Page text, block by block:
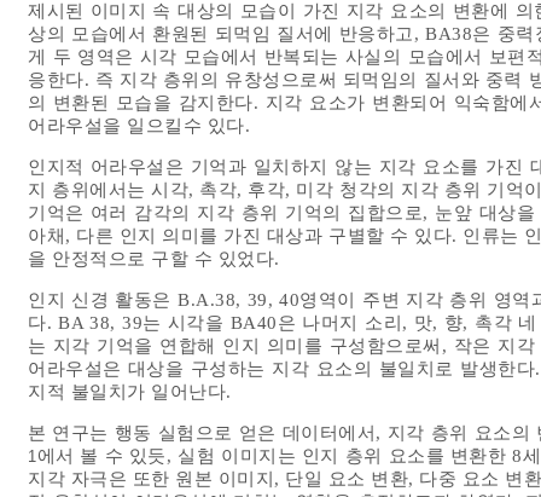
제시된 이미지 속 대상의 모습이 가진 지각 요소의 변환에
상의 모습에서 환원된 되먹임 질서에 반응하고, BA38은 중
게 두 영역은 시각 모습에서 반복되는 사실의 모습에서 보편
응한다. 즉 지각 층위의 유창성으로써 되먹임의 질서와 중력
의 변환된 모습을 감지한다. 지각 요소가 변환되어 익숙함
어라우설을 일으킬수 있다.
인지적 어라우설은 기억과 일치하지 않는 지각 요소를 가진
지 층위에서는 시각, 촉각, 후각, 미각 청각의 지각 층위 기억
기억은 여러 감각의 지각 층위 기억의 집합으로, 눈앞 대상
아채, 다른 인지 의미를 가진 대상과 구별할 수 있다. 인류는
을 안정적으로 구할 수 있었다.
인지 신경 활동은 B.A.38, 39, 40영역이 주변 지각 층위 영
다. BA 38, 39는 시각을 BA40은 나머지 소리, 맛, 향, 촉각
는 지각 기억을 연합해 인지 의미를 구성함으로써, 작은 지
어라우설은 대상을 구성하는 지각 요소의 불일치로 발생한
지적 불일치가 일어난다.
본 연구는 행동 실험으로 얻은 데이터에서, 지각 층위 요소
1에서 볼 수 있듯, 실험 이미지는 인지 층위 요소를 변환한 8
지각 자극은 또한 원본 이미지, 단일 요소 변환, 다중 요소 변